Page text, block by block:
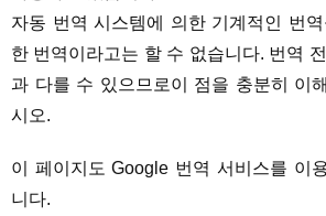
자동 번역 시스템에 의한 기계적인 번
한 번역이라고는 할 수 없습니다. 번역
과 다를 수 있으므로이 점을 충분히 이
시오.
이 페이지도 Google 번역 서비스를 이
니다.